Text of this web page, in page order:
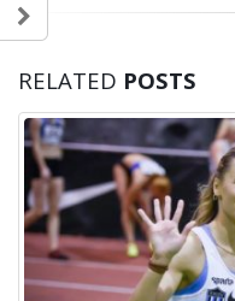
RELATED POSTS